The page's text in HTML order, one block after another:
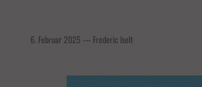
6. Februar 2025 — Frederic Iselt